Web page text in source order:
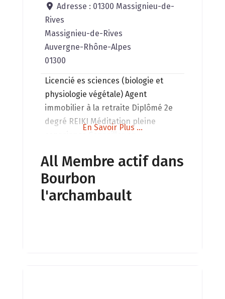
Adresse : 01300 Massignieu-de-
Rives
Massignieu-de-Rives
Auvergne-Rhône-Alpes
01300
Licencié es sciences (biologie et
physiologie végétale) Agent
immobilier à la retraite Diplômé 2e
degré REIKI Méditation pleine
Soin de lieux (habitations,
bâtiments agricoles, commerces,
ateliers ) Conférences, stages
,ateliers, sorties Nature .
En Savoir Plus ...
All Membre actif dans
Bourbon
l'archambault